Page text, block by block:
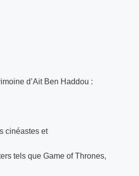
d’Ait Ben Haddou :
cinéastes et
tels que Game of Thrones,